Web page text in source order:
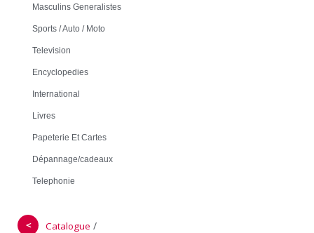
Masculins Generalistes
Sports / Auto / Moto
Television
Encyclopedies
International
Livres
Papeterie Et Cartes
Dépannage/cadeaux
Telephonie
＜ Catalogue /